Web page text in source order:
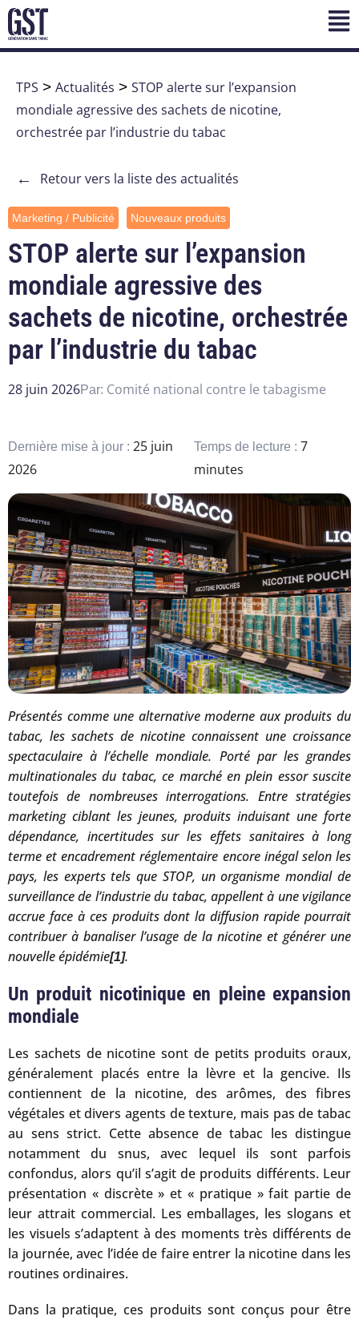
TPS > Actualités > STOP alerte sur l’expansion
mondiale agressive des sachets de nicotine,
orchestrée par l’industrie du tabac
← Retour vers la liste des actualités
Marketing / Publicité Nouveaux produits
STOP alerte sur l’expansion
mondiale agressive des
sachets de nicotine, orchestrée
par l’industrie du tabac
28 juin 2026Par: Comité national contre le tabagisme
Dernière mise à jour : 25 juin
2026
Temps de lecture : 7
minutes
Présentés comme une alternative moderne aux produits du
tabac, les sachets de nicotine connaissent une croissance
spectaculaire à l’échelle mondiale. Porté par les grandes
multinationales du tabac, ce marché en plein essor suscite
toutefois de nombreuses interrogations. Entre stratégies
marketing ciblant les jeunes, produits induisant une forte
dépendance, incertitudes sur les effets sanitaires à long
terme et encadrement réglementaire encore inégal selon les
pays, les experts tels que STOP, un organisme mondial de
surveillance de l’industrie du tabac, appellent à une vigilance
accrue face à ces produits dont la diffusion rapide pourrait
contribuer à banaliser l’usage de la nicotine et générer une
nouvelle épidémie[1].
Un produit nicotinique en pleine expansion
mondiale
Les sachets de nicotine sont de petits produits oraux,
généralement placés entre la lèvre et la gencive. Ils
contiennent de la nicotine, des arômes, des fibres
végétales et divers agents de texture, mais pas de tabac
au sens strict. Cette absence de tabac les distingue
notamment du snus, avec lequel ils sont parfois
confondus, alors qu’il s’agit de produits différents. Leur
présentation « discrète » et « pratique » fait partie de
leur attrait commercial. Les emballages, les slogans et
les visuels s’adaptent à des moments très différents de
la journée, avec l’idée de faire entrer la nicotine dans les
routines ordinaires.
Dans la pratique, ces produits sont conçus pour être